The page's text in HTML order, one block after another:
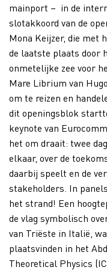
mainport – in de
slotakkoord van de
Mona Keijzer, die met
de laatste plaats door
onmetelijke zee voor
Mare Librium van
om te reizen en
dit openingsblok
keynote van
het om draait: twee
elkaar, over de
daarbij speelt en de
stakeholders. In
het strand! Een
de vlag symbolisch
van Triëste in Italië,
plaatsvinden in het
Theoretical Physics